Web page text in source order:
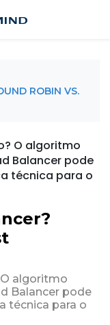
ROBIN VS.
algoritmo
Balancer pode
técnica para o